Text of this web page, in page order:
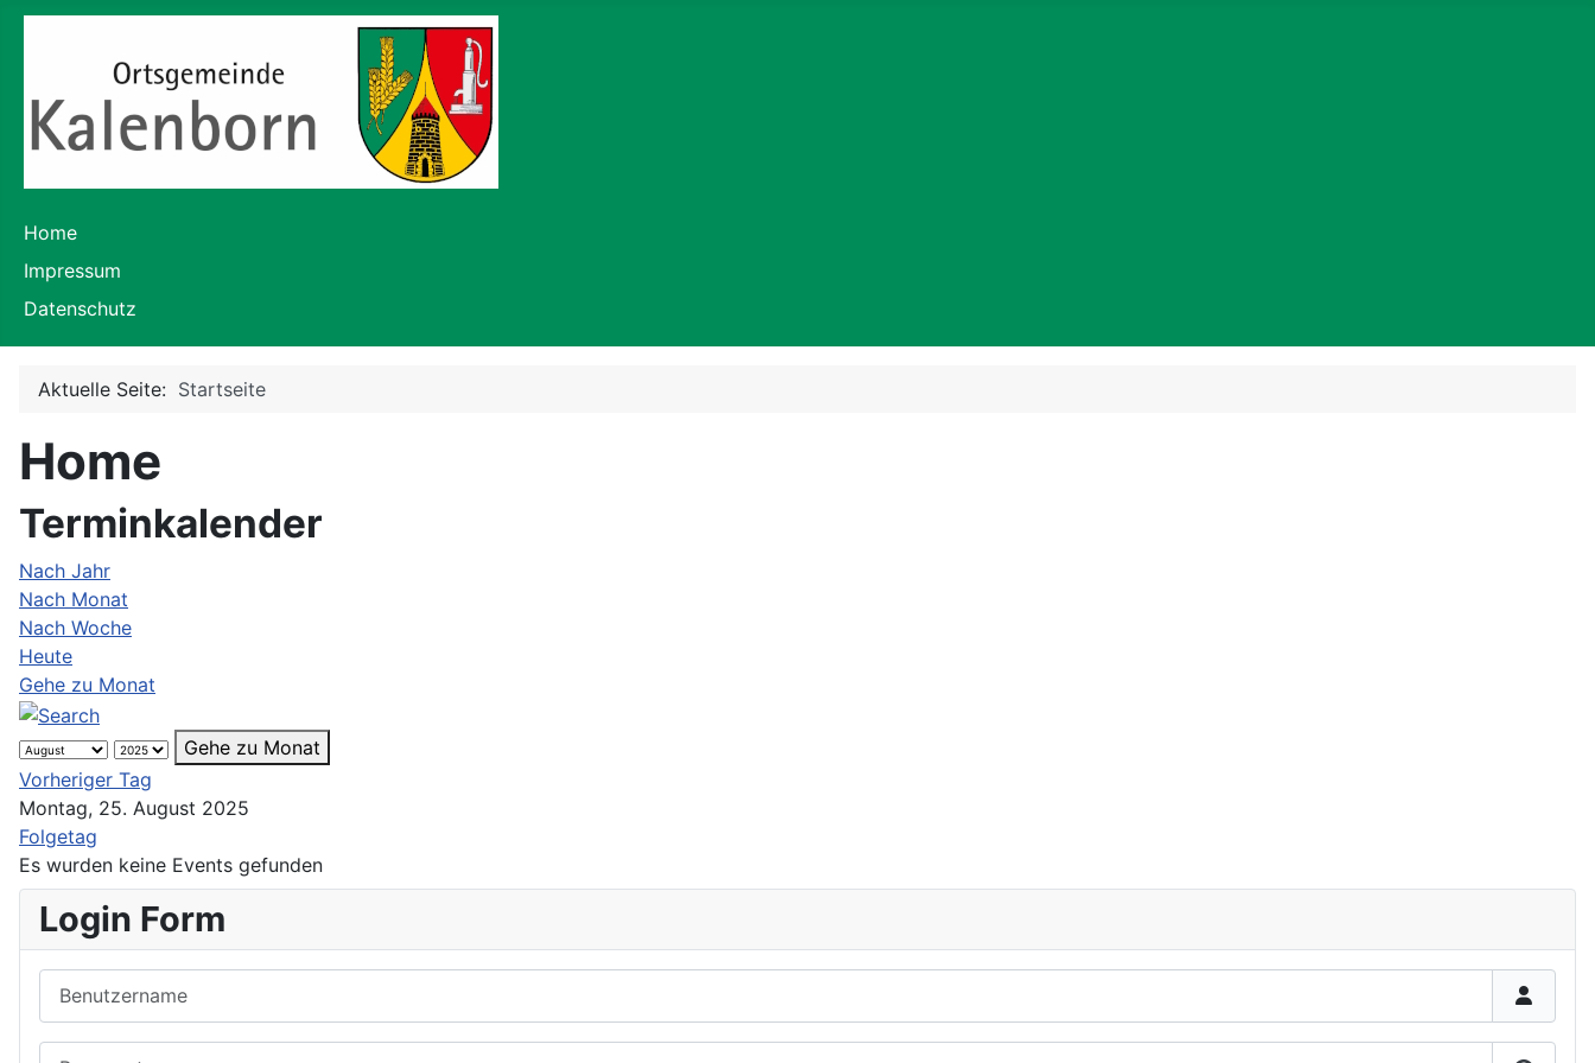
Home
Impressum
Datenschutz
Aktuelle Seite: Startseite
Home
Terminkalender
Nach Jahr
Nach Monat
Nach Woche
Heute
Gehe zu Monat
Gehe zu Monat
Vorheriger Tag
Montag, 25. August 2025
Folgetag
Es wurden keine Events gefunden
Login Form